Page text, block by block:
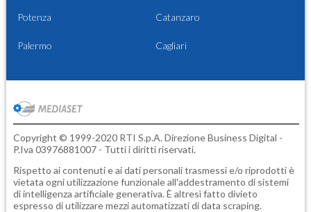
Potenza Catanzaro
Palermo Cagliari
Copyright © 1999-2020 RTI S.p.A. Direzione Business Digital -
P.Iva 03976881007 - Tutti i diritti riservati.
Rispetto ai contenuti e ai dati personali trasmessi e/o riprodotti è
vietata ogni utilizzazione funzionale all'addestramento di sistemi
di intelligenza artificiale generativa. È altresì fatto divieto
espresso di utilizzare mezzi automatizzati di data scraping.